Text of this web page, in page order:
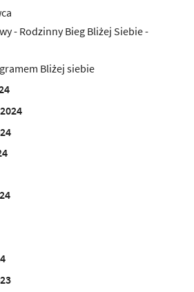
- Rodzinny Bieg Bliżej Siebie -
Bliżej siebie